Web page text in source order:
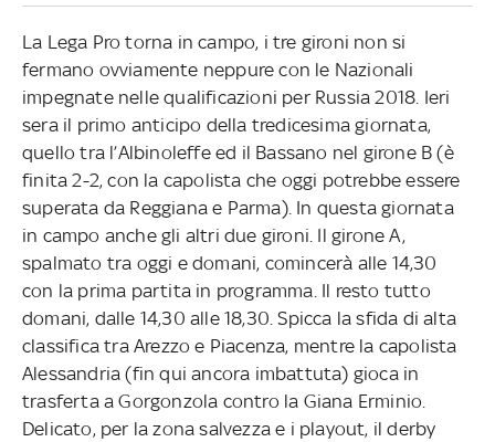
La Lega Pro torna in campo, i tre gironi non si
fermano ovviamente neppure con le Nazionali
impegnate nelle qualificazioni per Russia 2018. Ieri
sera il primo anticipo della tredicesima giornata,
quello tra l’Albinoleffe ed il Bassano nel girone B (è
finita 2-2, con la capolista che oggi potrebbe essere
superata da Reggiana e Parma). In questa giornata
in campo anche gli altri due gironi. Il girone A,
spalmato tra oggi e domani, comincerà alle 14,30
con la prima partita in programma. Il resto tutto
domani, dalle 14,30 alle 18,30. Spicca la sfida di alta
classifica tra Arezzo e Piacenza, mentre la capolista
Alessandria (fin qui ancora imbattuta) gioca in
trasferta a Gorgonzola contro la Giana Erminio.
Delicato, per la zona salvezza e i playout, il derby